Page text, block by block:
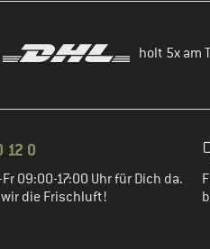
holt 5x am
12 0
09:00-17:00 Uhr für Dich da.
die Frischluft!